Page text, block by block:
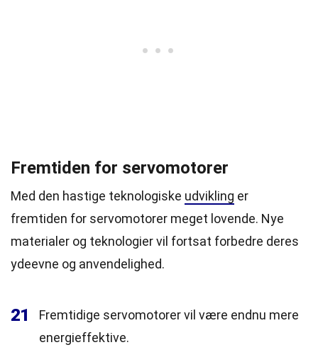
Fremtiden for servomotorer
Med den hastige teknologiske udvikling er
fremtiden for servomotorer meget lovende. Nye
materialer og teknologier vil fortsat forbedre deres
ydeevne og anvendelighed.
21
Fremtidige servomotorer vil være endnu mere
energieffektive.